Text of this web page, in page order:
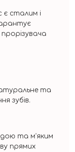
є сталим і
та
зубів.
та м’яким
прямих